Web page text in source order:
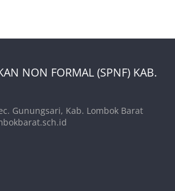
NON FORMAL (SPNF) KAB.
Gunungsari, Kab. Lombok Barat